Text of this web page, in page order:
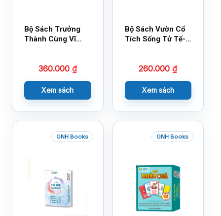
Bộ Sách Trưởng
Thành Cùng Vĩ
360.000 ₫
Xem sách
Bộ Sách Vườn Cổ
Tích Sống Tử Tế-
260.000₫
Xem sách
GNH Books GNH Books